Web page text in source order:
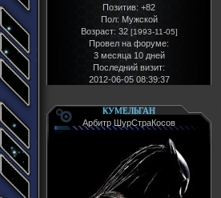
Позитив: +82
Пол:Мужской
Возраст: 32 [1993-11-05]
Провел на форуме:
3 месяца 10 дней
Последний визит:
2012-06-05 08:39:37
КУМЕЛЬГАН
Арбитр ШурСтраКосов